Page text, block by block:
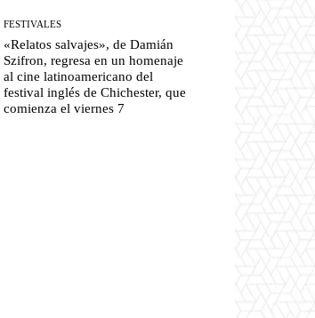
FESTIVALES
«Relatos salvajes», de Damián
Szifron, regresa en un homenaje
al cine latinoamericano del
festival inglés de Chichester, que
comienza el viernes 7